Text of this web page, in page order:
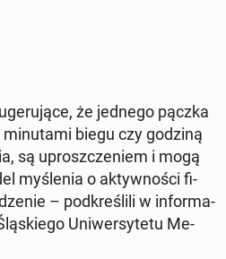
że jednego pączka
biegu czy godziną
są uprosz­cze­niem i mogą
my­śle­nia o ak­tyw­no­ści fi­
– pod­kre­śli­li w in­for­ma­
Uni­wer­sy­te­tu Me­